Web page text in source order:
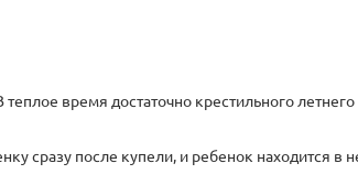
время достаточно крестильного летнего
сразу после купели, и ребенок находится в